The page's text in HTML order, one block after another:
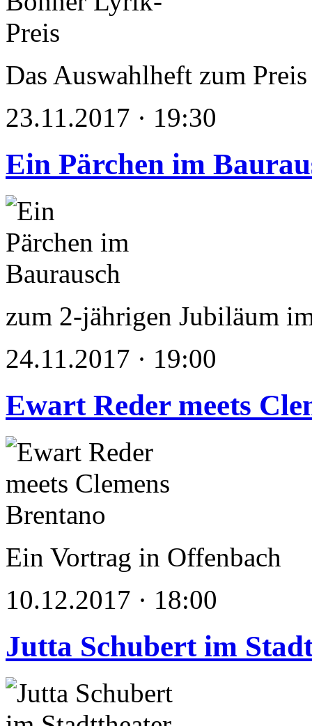
Das Auswahlheft zum
23.11.2017 · 19:30
Ein Pärchen im
zum 2-jährigen Jubiläum
24.11.2017 · 19:00
Ewart Reder meets
Ein Vortrag in Offenbach
10.12.2017 · 18:00
Jutta Schubert im